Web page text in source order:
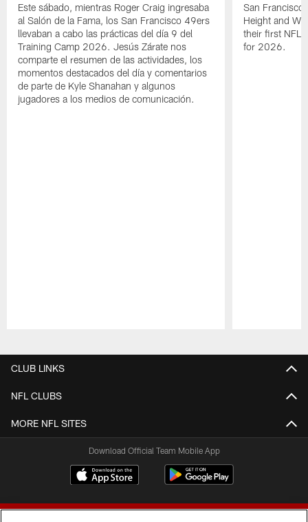
Este sábado, mientras Roger Craig ingresaba
al Salón de la Fama, los San Francisco 49ers
llevaban a cabo las prácticas del día 9 del
Training Camp 2026. Jesús Zárate nos
comparte el resumen de las actividades, los
momentos destacados del día y comentarios
de parte de Kyle Shanahan y algunos
jugadores a los medios de comunicación.
San Francisco
Height and
their first NFL
for 2026.
CLUB LINKS
NFL CLUBS
MORE NFL SITES
Download Official Team Mobile App